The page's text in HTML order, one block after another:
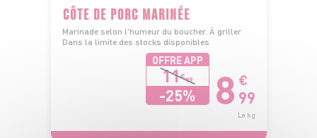
CÔTE DE PORC MARINÉE
Marinade selon l'humeur du boucher. À griller
Dans la limite des stocks disponibles
OFFRE APP
11€99
-25% 8 €
99
Le kg